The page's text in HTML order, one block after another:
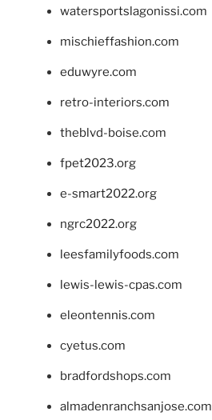
watersportslagonissi.com
mischieffashion.com
eduwyre.com
retro-interiors.com
theblvd-boise.com
fpet2023.org
e-smart2022.org
ngrc2022.org
leesfamilyfoods.com
lewis-lewis-cpas.com
eleontennis.com
cyetus.com
bradfordshops.com
almadenranchsanjose.com